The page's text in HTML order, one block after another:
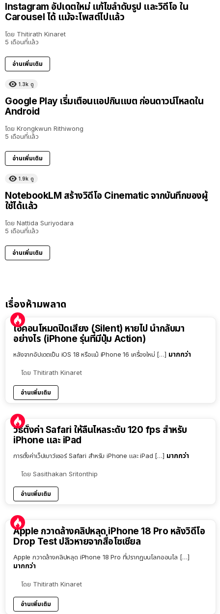
Instagram อัปเดตใหม่ แก้ไขลำดับรูป และวิดีโอ ใน
Carousel ได้ แม้จะโพสต์ไปแล้ว
โดย Thitirath Kinaret
5 เดือนที่แล้ว
อ่านเพิ่มเติม
1.3k ดู
Google Play เริ่มเตือนแอปกินแบต ก่อนดาวน์โหลดใน
Android
โดย Krongkwun Rithiwong
5 เดือนที่แล้ว
อ่านเพิ่มเติม
1.9k ดู
NotebookLM สร้างวิดีโอ Cinematic จากบันทึกของผู้
ใช้ได้แล้ว
โดย Nattida Suriyodara
5 เดือนที่แล้ว
อ่านเพิ่มเติม
เรื่องห้ามพลาด
ไอคอนโหมดปิดเสียง (Silent) หายไป นำกลับมา
อย่างไร (iPhone รุ่นที่มีปุ่ม Action)
หลังจากอัปเดตเป็น iOS 18 หรือแม้ iPhone 16 เครื่องใหม่ […] มากกว่า
โดย Thitirath Kinaret
อ่านเพิ่มเติม
วิธีตั้งค่า Safari ให้ลื่นไหลระดับ 120 fps สำหรับ
iPhone และ iPad
การตั้งค่าเว็ปเบาว์เซอร์ Safari สำหรับ iPhone และ iPad […] มากกว่า
โดย Sasithakan Sritonthip
อ่านเพิ่มเติม
Apple กวาดล้างคลิปหลุด iPhone 18 Pro หลังวิดีโอ
Drop Test ปลิวหายจากสื่อโซเชียล
Apple กวาดล้างคลิปหลุด iPhone 18 Pro ที่ปรากฏบนโลกออนไล […]
มากกว่า
โดย Thitirath Kinaret
อ่านเพิ่มเติม